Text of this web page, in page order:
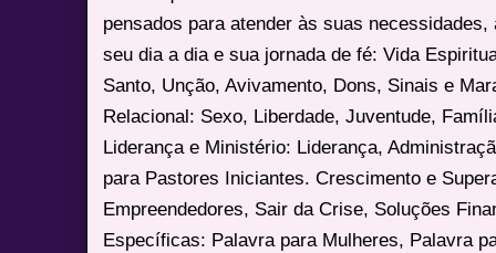
pensados para atender às suas
seu dia a dia e sua jornada de fé: Vida
Santo, Unção, Avivamento, Dons, Sinais e
Relacional: Sexo, Liberdade, Juventude,
Liderança e Ministério: Liderança,
para Pastores Iniciantes. Crescimento e
Empreendedores, Sair da Crise, Soluções
Específicas: Palavra para Mulheres, Palavra